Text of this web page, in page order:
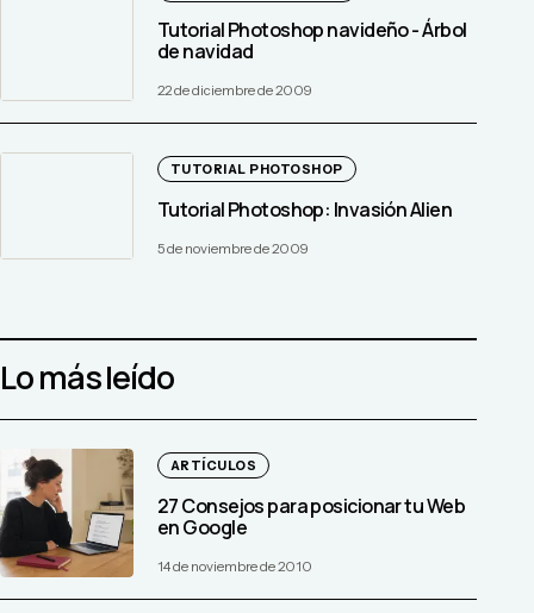
Tutorial Photoshop navideño - Árbol
de navidad
22 de diciembre de 2009
TUTORIAL PHOTOSHOP
Tutorial Photoshop: Invasión Alien
5 de noviembre de 2009
Lo más leído
ARTÍCULOS
27 Consejos para posicionar tu Web
en Google
14 de noviembre de 2010